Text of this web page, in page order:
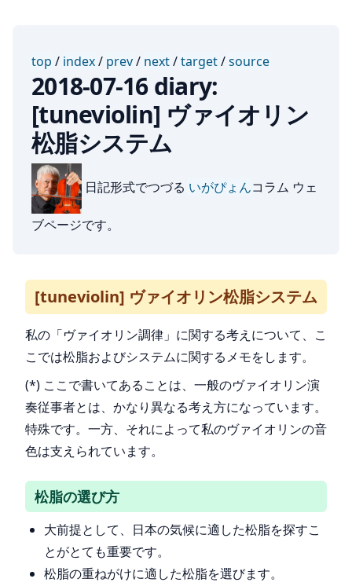
top / index/ prev/ next/target/source
2018-07-16 diary:
[tuneviolin] ヴァイオリン
松脂システム
日記形式でつづる いがぴょんコラム ウェ
ブページです。
[tuneviolin] ヴァイオリン松脂システム
私の「ヴァイオリン調律」に関する考えについて、こ
こでは松脂およびシステムに関するメモをします。
(*) ここで書いてあることは、一般のヴァイオリン演
奏従事者とは、かなり異なる考え方になっています。
特殊です。一方、それによって私のヴァイオリンの音
色は支えられています。
松脂の選び方
大前提として、日本の気候に適した松脂を探すこ
とがとても重要です。
松脂の重ねがけに適した松脂を選びます。